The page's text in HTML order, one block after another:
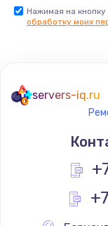
Нажимая на
обработку моих
servers-iq.ru